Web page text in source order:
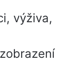
výživa,